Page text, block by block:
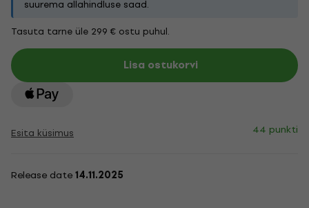
suurema allahindluse saad.
Tasuta tarne üle 299 € ostu puhul.
Lisa ostukorvi
Esita küsimus 44 punkti
Release date14.11.2025